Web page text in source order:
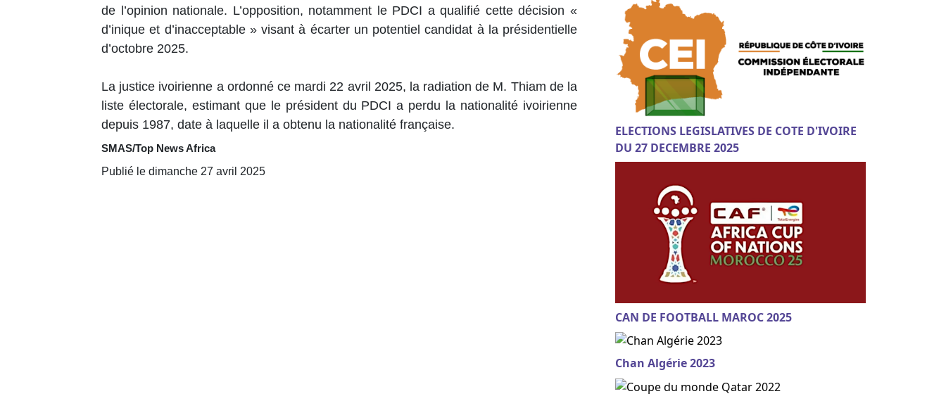
de l’opinion nationale. L’opposition, notamment le PDCI a qualifié cette décision «
d’inique et d’inacceptable » visant à écarter un potentiel candidat à la présidentielle
d’octobre 2025.
La justice ivoirienne a ordonné ce mardi 22 avril 2025, la radiation de M. Thiam de la
liste électorale, estimant que le président du PDCI a perdu la nationalité ivoirienne
depuis 1987, date à laquelle il a obtenu la nationalité française.
SMAS/Top News Africa
Publié le dimanche 27 avril 2025
ELECTIONS LEGISLATIVES DE COTE D'IVOIRE
DU 27 DECEMBRE 2025
CAN DE FOOTBALL MAROC 2025
Chan Algérie 2023